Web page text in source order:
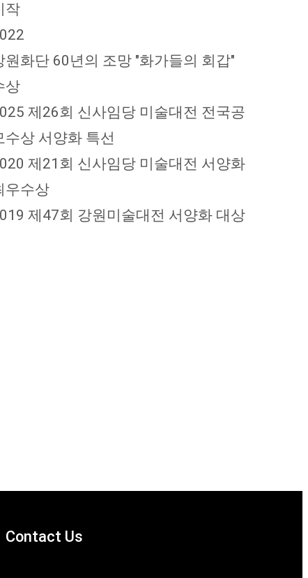
작
원화단 60년의 조망 "화가들의 회갑"
상
제26회 신사임당 미술대전 전국공
수상 서양화 특선
제21회 신사임당 미술대전 서양화
우수상
제47회 강원미술대전 서양화 대상
Contact Us